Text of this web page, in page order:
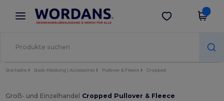
× Wordans App
Bessere Preise in der App!
App holen
Startseite Basic Kleidung | Accessoires Pullover & Fleece Cropped
Groß- und Einzelhandel Cropped Pullover & Fleece